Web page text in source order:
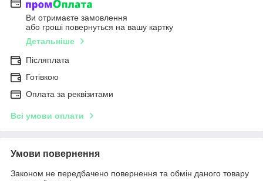
Ви отримаєте замовлення
або гроші повернуться на вашу картку
Детальніше
Післяплата
Готівкою
Оплата за реквізитами
Всі умови оплати
Умови повернення
Законом не передбачено повернення та обмін даного товару